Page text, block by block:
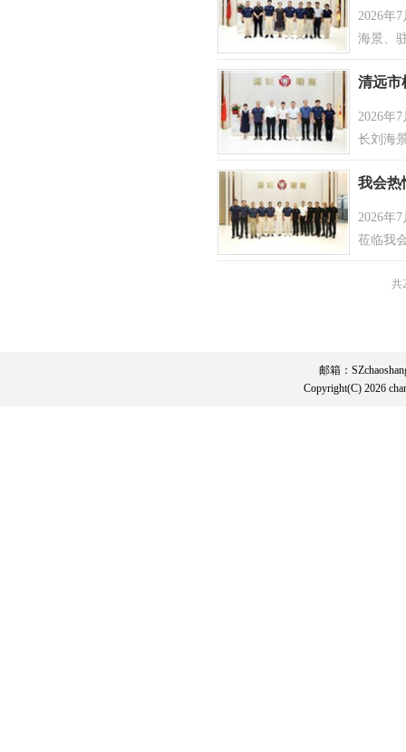
2026年
海景、
清远市
2026年
长刘海
我会热
潮汕文
2026年
莅临我
共
邮箱：
Copyright(C) 2026